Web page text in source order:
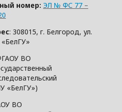
номер: ЭЛ № ФС 77 –
: 308015, г. Белгород, ул.
ВО
«БелГУ»)
ВО